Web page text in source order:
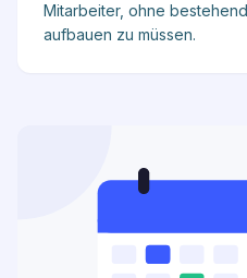
Mitarbeiter, ohne
aufbauen zu müssen.